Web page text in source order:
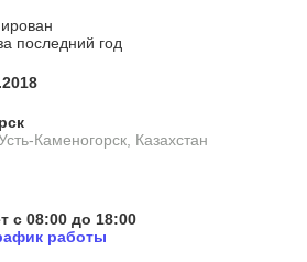
последний год
Каменогорск, Казахстан
с 08:00 до 18:00
работы